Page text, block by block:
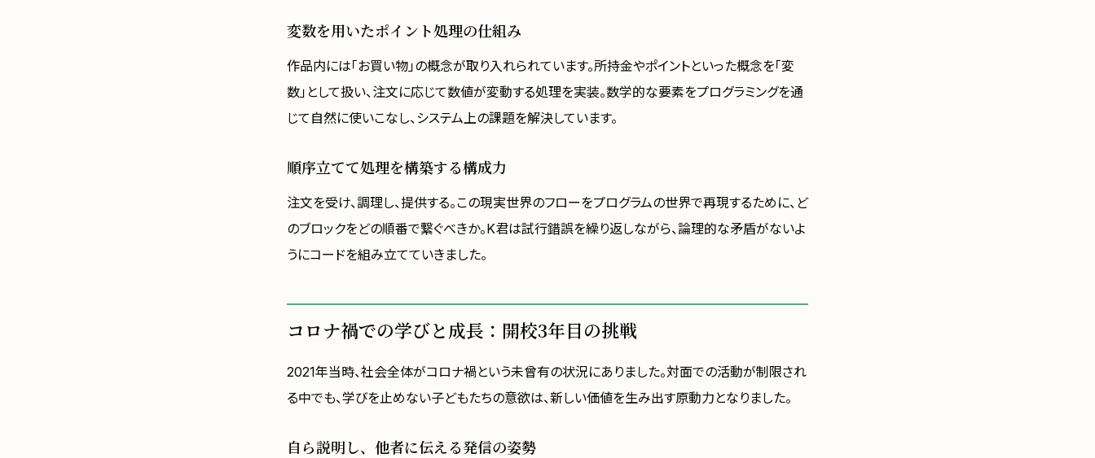
変数を用いたポイント処理の仕組み
作品内には「お買い物」の概念が取り入れられています。所持金やポイントといった概念を「変
数」として扱い、注文に応じて数値が変動する処理を実装。数学的な要素をプログラミングを通
じて自然に使いこなし、システム上の課題を解決しています。
順序立てて処理を構築する構成力
注文を受け、調理し、提供する。この現実世界のフローをプログラムの世界で再現するために、ど
のブロックをどの順番で繋ぐべきか。K君は試行錯誤を繰り返しながら、論理的な矛盾がないよ
うにコードを組み立てていきました。
コロナ禍での学びと成長：開校3年目の挑戦
2021年当時、社会全体がコロナ禍という未曾有の状況にありました。対面での活動が制限され
る中でも、学びを止めない子どもたちの意欲は、新しい価値を生み出す原動力となりました。
自ら説明し、他者に伝える発信の姿勢